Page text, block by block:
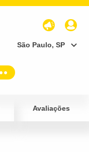
São Paulo, SP
Avaliações